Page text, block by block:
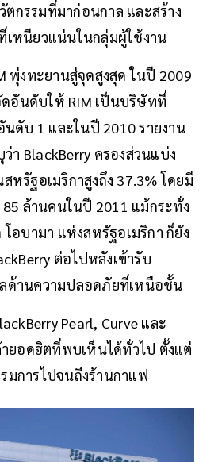
ตกรรมที่มาก่อนกาล และสร้าง
หนียวแน่นในกลุ่มผู้ใช้งาน
พุ่งทะยานสู่จุดสูงสุด ในปี 2009
อันดับให้ RIM เป็นบริษัทที่
นดับ 1 และในปี 2010 รายงาน
า BlackBerry ครองส่วนแบ่ง
หรัฐอเมริกาสูงถึง 37.3% โดยมี
ล้านคนในปี 2011 แม้กระทั่ง
อบามา แห่งสหรัฐอเมริกา ก็ยัง
ต่อไปหลังเข้ารับ
ด้านความปลอดภัยที่เหนือชั้น
Pearl, Curve และ
ยอดฮิตที่พบเห็นได้ทั่วไป ตั้งแต่
การไปจนถึงร้านกาแฟ